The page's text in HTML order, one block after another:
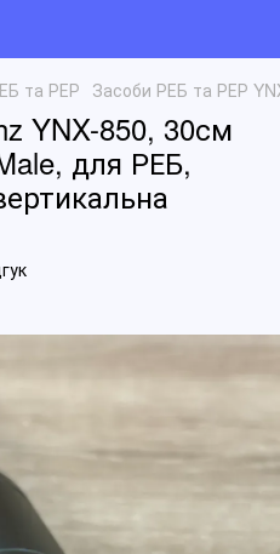
та РЕР Засоби РЕБ та РЕР
YNX-850, 30см
для РЕБ,